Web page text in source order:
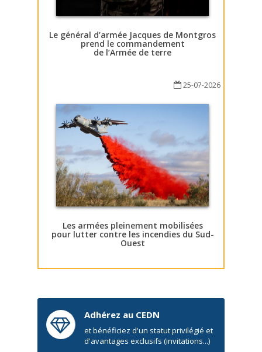
Le général d’armée Jacques de Montgros
prend le commandement
de l’Armée de terre
25-07-2026
Les armées pleinement mobilisées
pour lutter contre les incendies du Sud-
Ouest
Adhérez au CEDN
et bénéficiez d'un statut privilégié et
d'avantages exclusifs (invitations...)